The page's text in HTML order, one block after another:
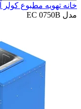
خانه تهویه مطبوع کولر
مدل EC 0750B